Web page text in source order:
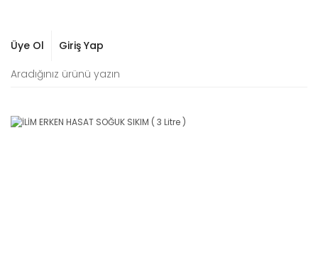
Üye Ol Giriş Yap